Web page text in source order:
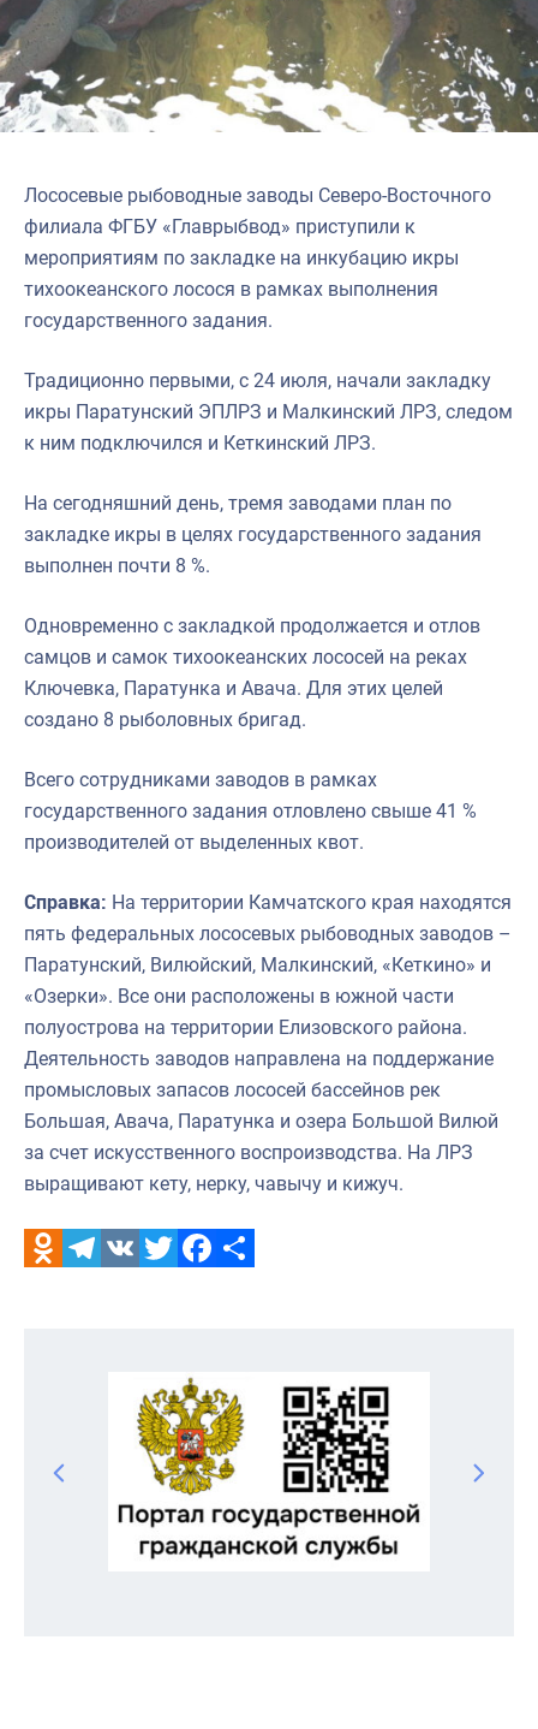
Североморское
Лососевые рыбоводные заводы Северо-Восточного
филиала ФГБУ «Главрыбвод» приступили к
мероприятиям по закладке на инкубацию икры
тихоокеанского лосося в рамках выполнения
государственного задания.
Традиционно первыми, с 24 июля, начали закладку
икры Паратунский ЭПЛРЗ и Малкинский ЛРЗ, следом
к ним подключился и Кеткинский ЛРЗ.
На сегодняшний день, тремя заводами план по
закладке икры в целях государственного задания
выполнен почти 8 %.
Одновременно с закладкой продолжается и отлов
самцов и самок тихоокеанских лососей на реках
Ключевка, Паратунка и Авача. Для этих целей
создано 8 рыболовных бригад.
Всего сотрудниками заводов в рамках
государственного задания отловлено свыше 41 %
производителей от выделенных квот.
Справка: На территории Камчатского края находятся
пять федеральных лососевых рыбоводных заводов –
Паратунский, Вилюйский, Малкинский, «Кеткино» и
«Озерки». Все они расположены в южной части
полуострова на территории Елизовского района.
Деятельность заводов направлена на поддержание
промысловых запасов лососей бассейнов рек
Большая, Авача, Паратунка и озера Большой Вилюй
за счет искусственного воспроизводства. На ЛРЗ
выращивают кету, нерку, чавычу и кижуч.